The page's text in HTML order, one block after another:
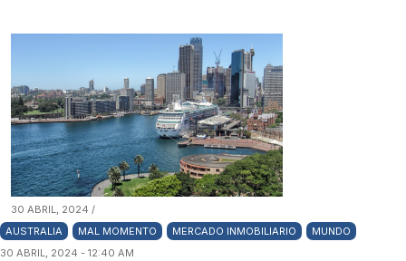
30 ABRIL, 2024 /
AUSTRALIA
MAL MOMENTO MERCADO INMOBILIARIO
MUNDO
30 ABRIL, 2024 - 12:40 AM